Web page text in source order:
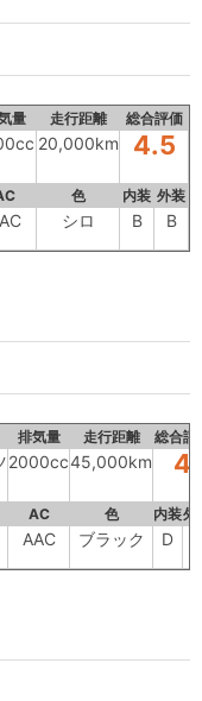
量 走行距離 総合評価
20,000km 4.5
色 内装 外装
シロ B B
排気量 走行距離 総合評
2000cc45,000km 4
AC 色 内装外
AAC ブラック D